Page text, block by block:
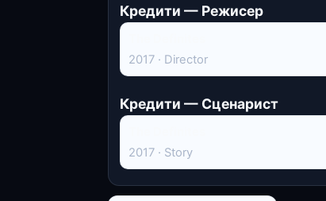
Кредити — Режисер
2017 · Director
Кредити — Сценарист
2017 · Story